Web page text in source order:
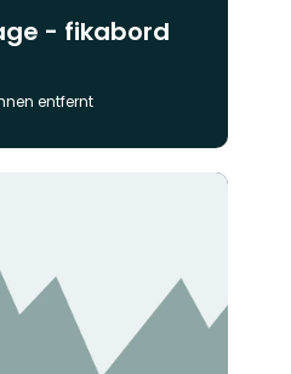
- fikabord
entfernt